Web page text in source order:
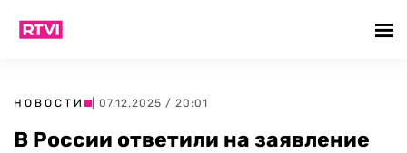
НОВОСТИ | 07.12.2025 / 20:01
В России ответили на заявление